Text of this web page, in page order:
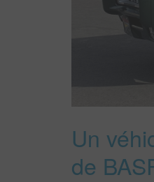
Un
de